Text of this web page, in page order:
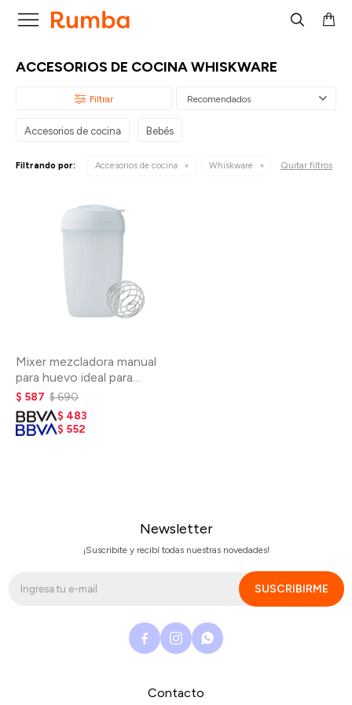

ACCESORIOS DE COCINA WHISKWARE
Recomendados
Accesorios de cocina Bebés
Filtrando por: Accesorios de cocina Whiskware Quitar filtros
Mixer mezcladora manual
para huevo ideal para
omelette
$ 587 $690
$ 483
$ 552
Contacto
Newsletter
¡Suscribite y recibí todas nuestras novedades!
SUSCRIBIRME
  